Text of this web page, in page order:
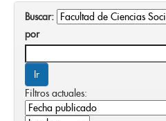
Buscar:
por
Filtros actuales: